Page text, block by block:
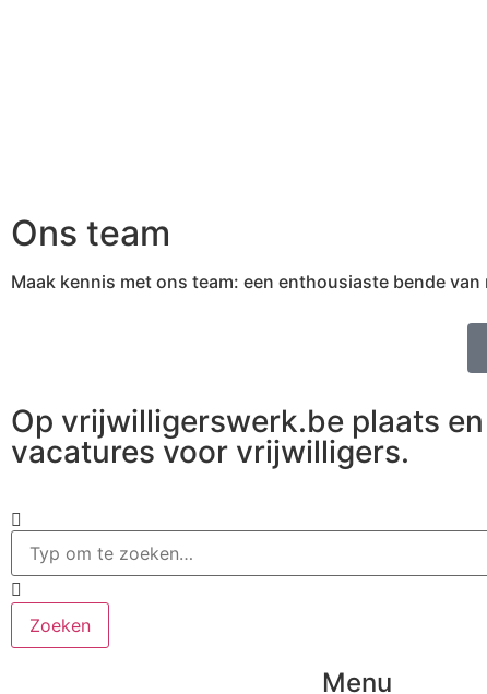
Ons team
Maak kennis met ons team: een enthousiaste bende
Op vrijwilligerswerk.be plaats
vacatures voor vrijwilligers.
Zoeken
Menu